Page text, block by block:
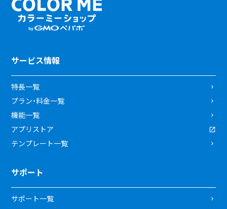
サービス情報
特長一覧
プラン・料金一覧
機能一覧
アプリストア
テンプレート一覧
サポート
サポート一覧